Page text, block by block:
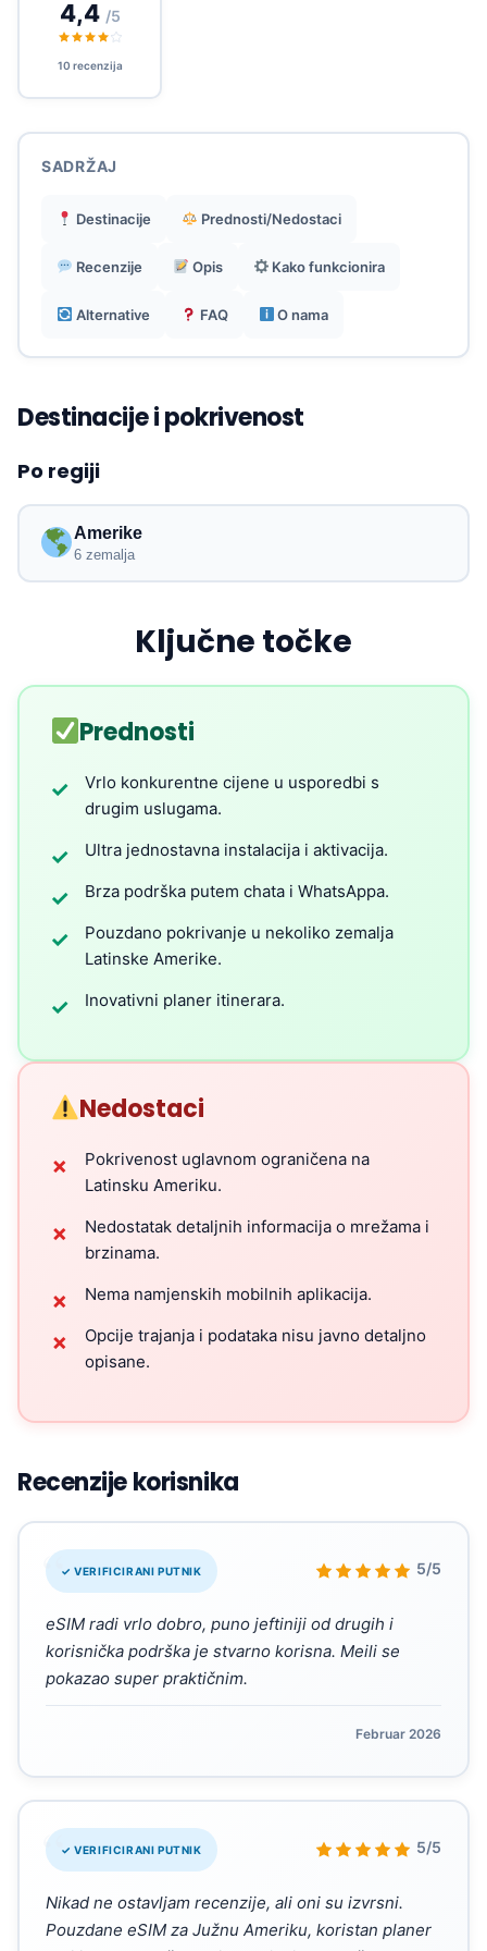
Brza i korisna korisnička podrška prema
povratnim informacijama.
4,4 /5
10 recenzija
SADRŽAJ
Destinacije Prednosti/Nedostaci
Recenzije Opis Kako funkcionira
Alternative FAQ O nama
Destinacije i pokrivenost
Po regiji
Amerike
6 zemalja
Ključne točke
Prednosti
✓
Vrlo konkurentne cijene u usporedbi s
drugim uslugama.
✓ Ultra jednostavna instalacija i aktivacija.
✓ Brza podrška putem chata i WhatsAppa.
✓
Pouzdano pokrivanje u nekoliko zemalja
Latinske Amerike.
✓ Inovativni planer itinerara.
Nedostaci
✗
Pokrivenost uglavnom ograničena na
Latinsku Ameriku.
✗
Nedostatak detaljnih informacija o mrežama i
brzinama.
✗ Nema namjenskih mobilnih aplikacija.
✗
Opcije trajanja i podataka nisu javno detaljno
opisane.
Recenzije korisnika
✓ VERIFICIRANI PUTNIK 5/5
“
eSIM radi vrlo dobro, puno jeftiniji od drugih i
korisnička podrška je stvarno korisna. Meili se
pokazao super praktičnim.
Februar 2026
✓ VERIFICIRANI PUTNIK 5/5
“
Nikad ne ostavljam recenzije, ali oni su izvrsni.
Pouzdane eSIM za Južnu Ameriku, koristan planer